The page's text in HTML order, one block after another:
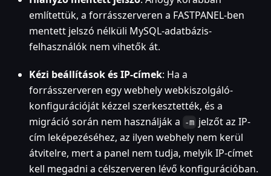
említettük, a forrásszerveren a FASTPANEL-ben
mentett jelszó nélküli MySQL-adatbázis-
felhasználók nem vihetők át.
Kézi beállítások és IP-címek: Ha a
forrásszerveren egy webhely webkiszolgáló-
konfigurációját kézzel szerkesztették, és a
migráció során nem használják a
-m jelzőt az IP-
cím leképezéséhez, az ilyen webhely nem kerül
átvitelre, mert a panel nem tudja, melyik IP-címet
kell megadni a célszerveren lévő konfigurációban.